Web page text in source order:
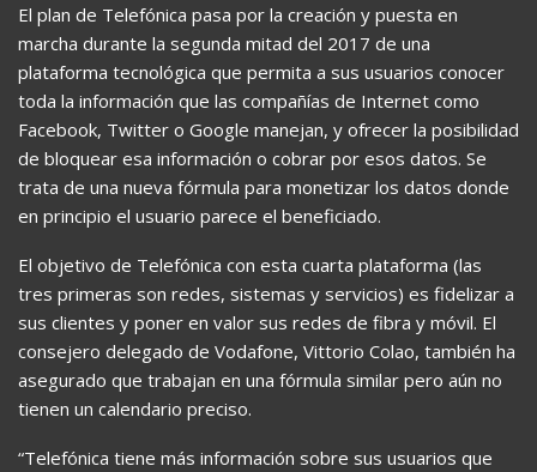
El plan de Telefónica pasa por la creación y puesta en
marcha durante la segunda mitad del 2017 de una
plataforma tecnológica que permita a sus usuarios conocer
toda la información que las compañías de Internet como
Facebook, Twitter o Google manejan, y ofrecer la posibilidad
de bloquear esa información o cobrar por esos datos. Se
trata de una nueva fórmula para monetizar los datos donde
en principio el usuario parece el beneficiado.
El objetivo de Telefónica con esta cuarta plataforma (las
tres primeras son redes, sistemas y servicios) es fidelizar a
sus clientes y poner en valor sus redes de fibra y móvil. El
consejero delegado de Vodafone, Vittorio Colao, también ha
asegurado que trabajan en una fórmula similar pero aún no
tienen un calendario preciso.
“Telefónica tiene más información sobre sus usuarios que